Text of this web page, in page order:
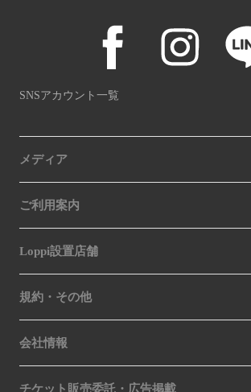
SNSアカウント一覧
メディア
ご利用案内
Loppi設置店舗
規約・その他
会社情報
チケット販売委託・広告掲載